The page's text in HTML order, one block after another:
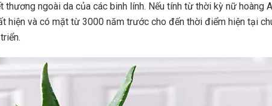
thương ngoài da của các binh lính. Nếu tính từ thời kỳ nữ hoàng
hiện và có mặt từ 3000 năm trước cho đến thời điểm hiện tại